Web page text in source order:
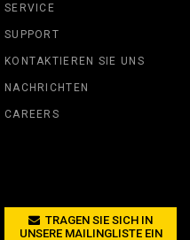
SERVICE
SUPPORT
KONTAKTIEREN SIE UNS
NACHRICHTEN
CAREERS
TRAGEN SIE SICH IN
UNSERE MAILINGLISTE EIN